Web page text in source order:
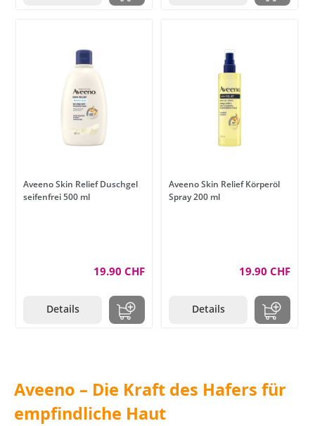
Aveeno Skin Relief Duschgel
seifenfrei 500 ml
19.90 CHF
Details
Aveeno Skin Relief Körperöl
Spray 200 ml
19.90 CHF
Details
Aveeno – Die Kraft des Hafers für
empfindliche Haut